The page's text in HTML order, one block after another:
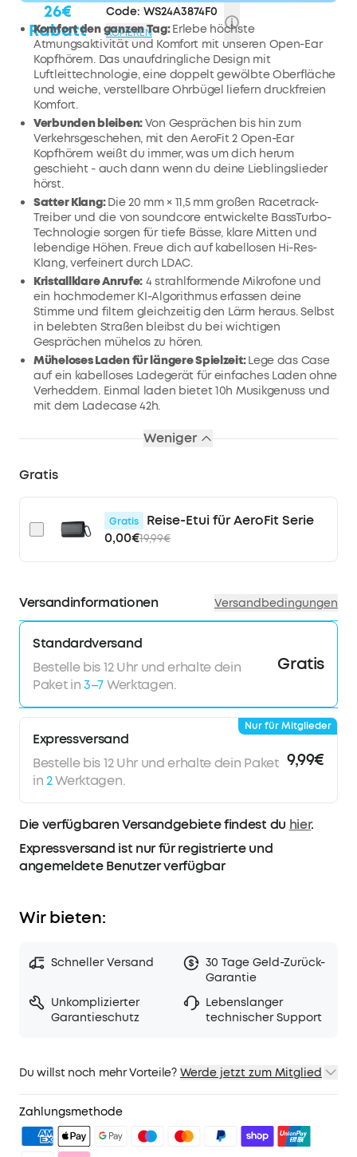
26€
Rabatt
Code: WS24A3874F0
KOPIEREN
Komfort den ganzen Tag:Erlebe höchste
Atmungsaktivität und Komfort mit unseren Open-Ear
Kopfhörern. Das unaufdringliche Design mit
Luftleittechnologie, eine doppelt gewölbte Oberfläche
und weiche, verstellbare Ohrbügel liefern druckfreien
Komfort.
Verbunden bleiben:Von Gesprächen bis hin zum
Verkehrsgeschehen, mit den AeroFit 2 Open-Ear
Kopfhörern weißt du immer, was um dich herum
geschieht - auch dann wenn du deine Lieblingslieder
hörst.
Satter Klang:Die 20 mm × 11,5 mm großen Racetrack-
Treiber und die von soundcore entwickelte BassTurbo-
Technologie sorgen für tiefe Bässe, klare Mitten und
lebendige Höhen. Freue dich auf kabellosen Hi-Res-
Klang, verfeinert durch LDAC.
Kristallklare Anrufe: 4 strahlformende Mikrofone und
ein hochmoderner KI-Algorithmus erfassen deine
Stimme und filtern gleichzeitig den Lärm heraus. Selbst
in belebten Straßen bleibst du bei wichtigen
Gesprächen mühelos zu hören.
Müheloses Laden für längere Spielzeit:Lege das Case
auf ein kabelloses Ladegerät für einfaches Laden ohne
Verheddern. Einmal laden bietet 10h Musikgenuss und
mit dem Ladecase 42h.
Weniger
Gratis
Gratis
Reise-Etui für AeroFit Serie
0,00€19,99€
Versandinformationen Versandbedingungen
Standardversand
Bestelle bis 12 Uhr und erhalte dein
Paket in3–7Werktagen.
Gratis
Expressversand
Bestelle bis 12 Uhr und erhalte dein Paket
in2Werktagen.
9,99€
Nur für Mitglieder
Die verfügbaren Versandgebiete findest du hier.
Expressversand ist nur für registrierte und
angemeldete Benutzer verfügbar
Wir bieten:
Schneller Versand
30 Tage Geld-Zurück-
Garantie
Unkomplizierter
Garantieschutz
Lebenslanger
technischer Support
Du willst noch mehr Vorteile? Werde jetzt zum Mitglied
2. Mitglieder-Preise für ausgewähte Produkte
3. Geburtstagsgeschenk
4. Weitere Vorteile mit soundcoreCredits
Mehr erfahren
Zahlungsmethode